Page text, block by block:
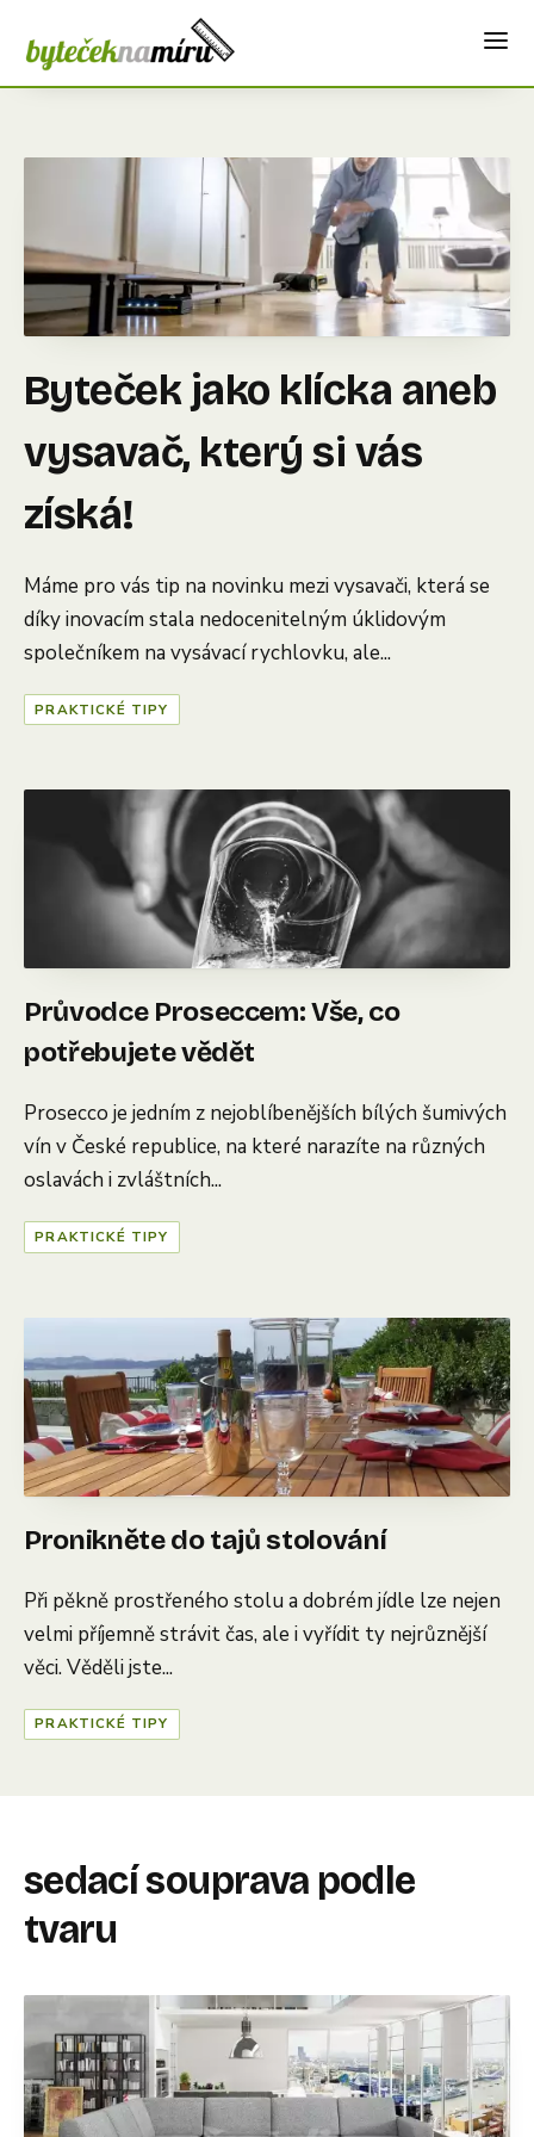
Byteček jako klícka aneb
vysavač, který si vás
získá!
Máme pro vás tip na novinku mezi vysavači, která se
díky inovacím stala nedocenitelným úklidovým
společníkem na vysávací rychlovku, ale...
PRAKTICKÉ TIPY
Průvodce Proseccem: Vše, co
potřebujete vědět
Prosecco je jedním z nejoblíbenějších bílých šumivých
vín v České republice, na které narazíte na různých
oslavách i zvláštních...
PRAKTICKÉ TIPY
Pronikněte do tajů stolování
Při pěkně prostřeného stolu a dobrém jídle lze nejen
velmi příjemně strávit čas, ale i vyřídit ty nejrůznější
věci. Věděli jste...
PRAKTICKÉ TIPY
sedací souprava podle
tvaru